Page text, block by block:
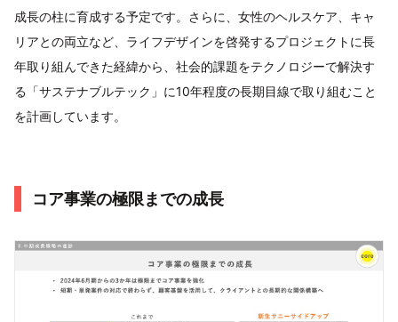
成長の柱に育成する予定です。さらに、女性のヘルスケア、キャ
リアとの両立など、ライフデザインを啓発するプロジェクトに長
年取り組んできた経緯から、社会的課題をテクノロジーで解決す
る「サステナブルテック」に10年程度の長期目線で取り組むこと
を計画しています。
コア事業の極限までの成長